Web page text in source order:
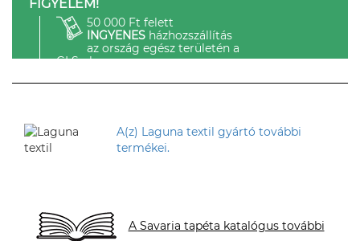
FIGYELEM!
50 000 Ft felett
INGYENESházhozszállítás
az ország egész területén a
GLS-el.
A(z) Laguna textil gyártó további
termékei.
A Savaria tapéta katalógus további